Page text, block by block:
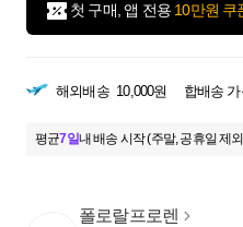
첫 구매, 앱 전용 10만원 쿠
해외배송 10,000원 합배송
평균7일내 배송 시작 (주말, 공휴일 제
폴로랄프로렌